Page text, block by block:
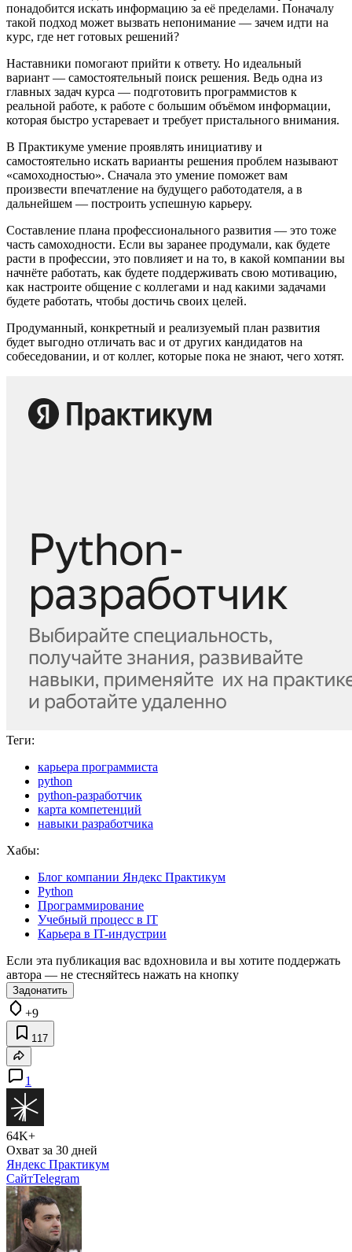
понадобится искать информацию за её пределами. Поначалу
такой подход может вызвать непонимание — зачем идти на
курс, где нет готовых решений?
Наставники помогают прийти к ответу. Но идеальный
вариант — самостоятельный поиск решения. Ведь одна из
главных задач курса — подготовить программистов к
реальной работе, к работе с большим объёмом информации,
которая быстро устаревает и требует пристального внимания.
В Практикуме умение проявлять инициативу и
самостоятельно искать варианты решения проблем называют
«самоходностью». Сначала это умение поможет вам
произвести впечатление на будущего работодателя, а в
дальнейшем — построить успешную карьеру.
Составление плана профессионального развития — это тоже
часть самоходности. Если вы заранее продумали, как будете
расти в профессии, это повлияет и на то, в какой компании вы
начнёте работать, как будете поддерживать свою мотивацию,
как настроите общение с коллегами и над какими задачами
будете работать, чтобы достичь своих целей.
Продуманный, конкретный и реализуемый план развития
будет выгодно отличать вас и от других кандидатов на
собеседовании, и от коллег, которые пока не знают, чего хотят.
Теги:
карьера программиста
python
python-разработчик
карта компетенций
навыки разработчика
Хабы:
Блог компании Яндекс Практикум
Python
Программирование
Учебный процесс в IT
Карьера в IT-индустрии
Если эта публикация вас вдохновила и вы хотите поддержать
автора — не стесняйтесь нажать на кнопку
Задонатить
+9
117
1
64K+
Охват за 30 дней
Яндекс Практикум
СайтTelegram